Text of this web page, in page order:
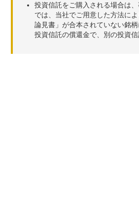
投資信託をご購入される場合は
では、当社でご用意した方法に
論見書」が合本されていない銘
投資信託の償還金で、別の投資